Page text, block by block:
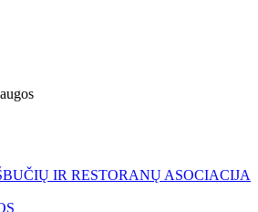
IR RESTORANŲ ASOCIACIJA